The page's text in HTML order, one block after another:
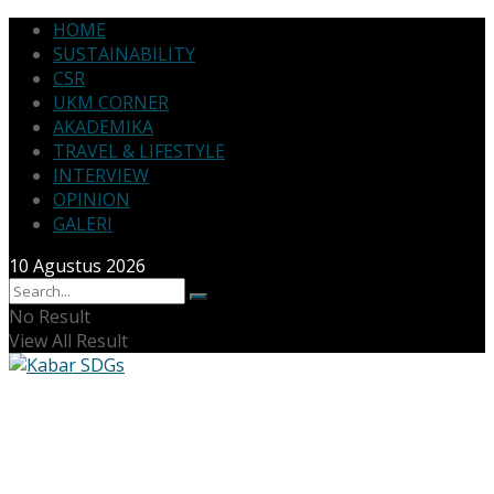
HOME
SUSTAINABILITY
CSR
UKM CORNER
AKADEMIKA
TRAVEL & LIFESTYLE
INTERVIEW
OPINION
GALERI
10 Agustus 2026
No Result
View All Result